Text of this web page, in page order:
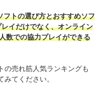
フトの選び方とおすすめソフ
イだけでなく、オンライン
数での協力プレイができる
の売れ筋人気ランキングも
てください。